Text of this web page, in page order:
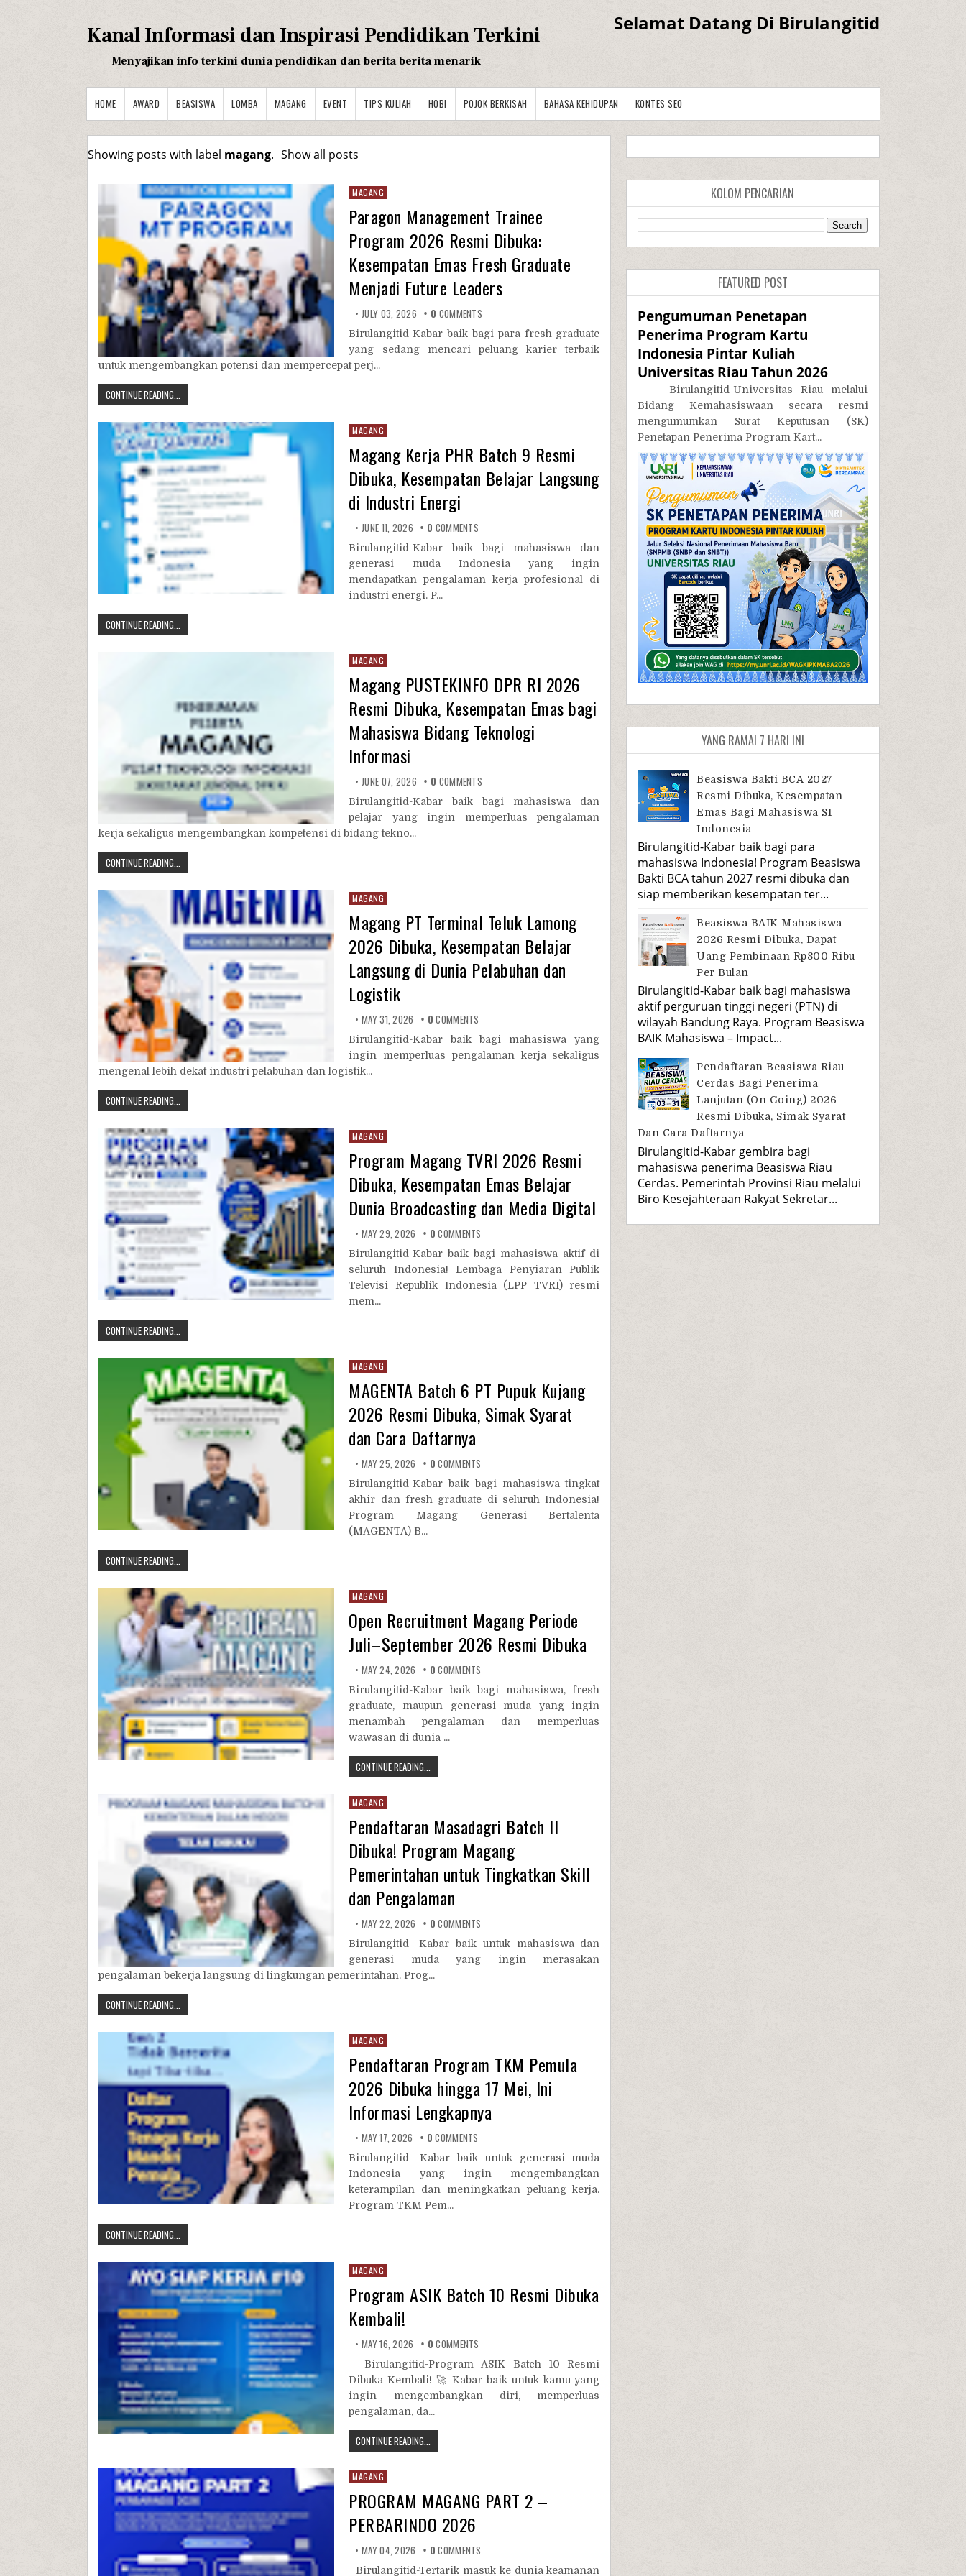
Kanal Informasi dan Inspirasi Pendidikan Terkini
Menyajikan info terkini dunia pendidikan dan berita berita menarik
Selamat Datang Di Birulangitid
HOME AWARD BEASISWA LOMBA MAGANG EVENT TIPS KULIAH HOBI POJOK BERKISAH BAHASA KEHIDUPAN KONTES SEO
Showing posts with label magang. Show all posts
MAGANG
Paragon Management Trainee
Program 2026 Resmi Dibuka:
Kesempatan Emas Fresh Graduate
Menjadi Future Leaders
JULY 03, 2026 0 COMMENTS
Birulangitid-Kabar baik bagi para fresh graduate
yang sedang mencari peluang karier terbaik
untuk mengembangkan potensi dan mempercepat perj...
CONTINUE READING...
MAGANG
Magang Kerja PHR Batch 9 Resmi
Dibuka, Kesempatan Belajar Langsung
di Industri Energi
JUNE 11, 2026 0 COMMENTS
Birulangitid-Kabar baik bagi mahasiswa dan
generasi muda Indonesia yang ingin
mendapatkan pengalaman kerja profesional di
industri energi. P...
CONTINUE READING...
MAGANG
Magang PUSTEKINFO DPR RI 2026
Resmi Dibuka, Kesempatan Emas bagi
Mahasiswa Bidang Teknologi
Informasi
JUNE 07, 2026 0 COMMENTS
Birulangitid-Kabar baik bagi mahasiswa dan
pelajar yang ingin memperluas pengalaman
kerja sekaligus mengembangkan kompetensi di bidang tekno...
CONTINUE READING...
MAGANG
Magang PT Terminal Teluk Lamong
2026 Dibuka, Kesempatan Belajar
Langsung di Dunia Pelabuhan dan
Logistik
MAY 31, 2026 0 COMMENTS
Birulangitid-Kabar baik bagi mahasiswa yang
ingin memperluas pengalaman kerja sekaligus
mengenal lebih dekat industri pelabuhan dan logistik...
CONTINUE READING...
MAGANG
Program Magang TVRI 2026 Resmi
Dibuka, Kesempatan Emas Belajar
Dunia Broadcasting dan Media Digital
MAY 29, 2026 0 COMMENTS
Birulangitid-Kabar baik bagi mahasiswa aktif di
seluruh Indonesia! Lembaga Penyiaran Publik
Televisi Republik Indonesia (LPP TVRI) resmi
mem...
CONTINUE READING...
MAGANG
MAGENTA Batch 6 PT Pupuk Kujang
2026 Resmi Dibuka, Simak Syarat
dan Cara Daftarnya
MAY 25, 2026 0 COMMENTS
Birulangitid-Kabar baik bagi mahasiswa tingkat
akhir dan fresh graduate di seluruh Indonesia!
Program Magang Generasi Bertalenta
(MAGENTA) B...
CONTINUE READING...
MAGANG
Open Recruitment Magang Periode
Juli–September 2026 Resmi Dibuka
MAY 24, 2026 0 COMMENTS
Birulangitid-Kabar baik bagi mahasiswa, fresh
graduate, maupun generasi muda yang ingin
menambah pengalaman dan memperluas
wawasan di dunia ...
CONTINUE READING...
MAGANG
Pendaftaran Masadagri Batch II
Dibuka! Program Magang
Pemerintahan untuk Tingkatkan Skill
dan Pengalaman
MAY 22, 2026 0 COMMENTS
Birulangitid -Kabar baik untuk mahasiswa dan
generasi muda yang ingin merasakan
pengalaman bekerja langsung di lingkungan pemerintahan. Prog...
CONTINUE READING...
MAGANG
Pendaftaran Program TKM Pemula
2026 Dibuka hingga 17 Mei, Ini
Informasi Lengkapnya
MAY 17, 2026 0 COMMENTS
Birulangitid -Kabar baik untuk generasi muda
Indonesia yang ingin mengembangkan
keterampilan dan meningkatkan peluang kerja.
Program TKM Pem...
CONTINUE READING...
MAGANG
Program ASIK Batch 10 Resmi Dibuka
Kembali!
MAY 16, 2026 0 COMMENTS
Birulangitid-Program ASIK Batch 10 Resmi
Dibuka Kembali! 🚀 Kabar baik untuk kamu yang
ingin mengembangkan diri, memperluas
pengalaman, da...
CONTINUE READING...
MAGANG
PROGRAM MAGANG PART 2 –
PERBARINDO 2026
MAY 04, 2026 0 COMMENTS
Birulangitid-Tertarik masuk ke dunia keamanan
KOLOM PENCARIAN
FEATURED POST
Pengumuman Penetapan
Penerima Program Kartu
Indonesia Pintar Kuliah
Universitas Riau Tahun 2026
Birulangitid-Universitas Riau melalui
Bidang Kemahasiswaan secara resmi
mengumumkan Surat Keputusan (SK)
Penetapan Penerima Program Kart...
YANG RAMAI 7 HARI INI
Beasiswa Bakti BCA 2027
Resmi Dibuka, Kesempatan
Emas Bagi Mahasiswa S1
Indonesia
Birulangitid-Kabar baik bagi para
mahasiswa Indonesia! Program Beasiswa
Bakti BCA tahun 2027 resmi dibuka dan
siap memberikan kesempatan ter...
Beasiswa BAIK Mahasiswa
2026 Resmi Dibuka, Dapat
Uang Pembinaan Rp800 Ribu
Per Bulan
Birulangitid-Kabar baik bagi mahasiswa
aktif perguruan tinggi negeri (PTN) di
wilayah Bandung Raya. Program Beasiswa
BAIK Mahasiswa – Impact...
Pendaftaran Beasiswa Riau
Cerdas Bagi Penerima
Lanjutan (On Going) 2026
Resmi Dibuka, Simak Syarat
Dan Cara Daftarnya
Birulangitid-Kabar gembira bagi
mahasiswa penerima Beasiswa Riau
Cerdas. Pemerintah Provinsi Riau melalui
Biro Kesejahteraan Rakyat Sekretar...